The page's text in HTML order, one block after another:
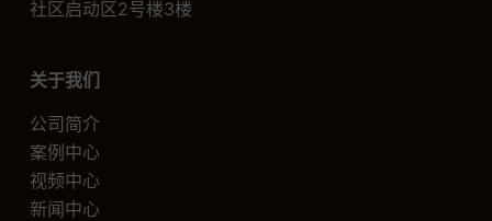
社区启动区2号楼3楼
关于我们
公司简介
案例中心
视频中心
新闻中心